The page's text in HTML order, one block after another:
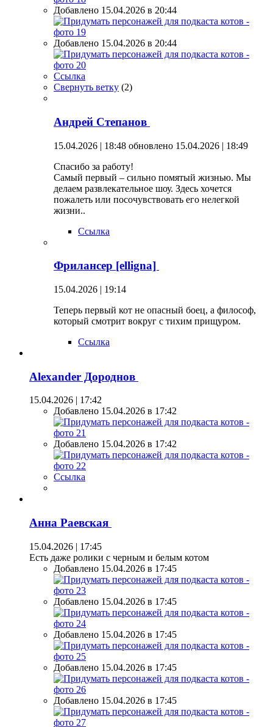
Добавлено 15.04.2026 в 20:44
Добавлено 15.04.2026 в 20:44
Ссылка
Свернуть ветку (2)
Андрей Степанов
15.04.2026 | 18:48 обновлено 15.04.2026 | 18:49
Спасибо за работу!
Самый первый – сильно помятый жизнью. Мы
делаем развлекательное шоу. Здесь хочется
пожалеть или посочувствовать его нелегкой
жизни..
Ссылка
Фрилансер [elligna]
15.04.2026 | 19:14
Теперь первый кот не опасный боец, а философ,
который смотрит вокруг с тихим прищуром.
Ссылка
Alexander Дороднов
15.04.2026 | 17:42
Добавлено 15.04.2026 в 17:42
Добавлено 15.04.2026 в 17:42
Ссылка
Анна Раевская
15.04.2026 | 17:45
Есть даже ролики с черным и белым котом
Добавлено 15.04.2026 в 17:45
Добавлено 15.04.2026 в 17:45
Добавлено 15.04.2026 в 17:45
Добавлено 15.04.2026 в 17:45
Добавлено 15.04.2026 в 17:45